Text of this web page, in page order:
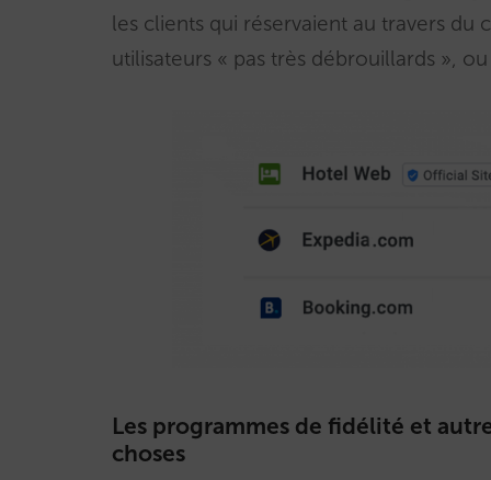
les clients qui réservaient au travers du
utilisateurs « pas très débrouillards »,
Les programmes de fidélité et
choses